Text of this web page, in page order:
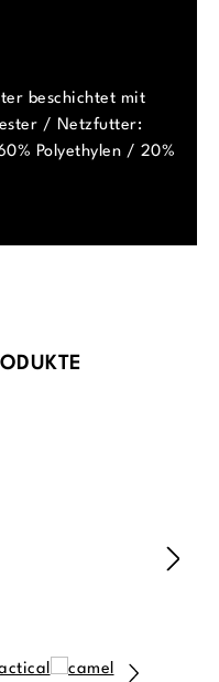
beschichtet mit
/ Netzfutter:
Polyethylen / 20%